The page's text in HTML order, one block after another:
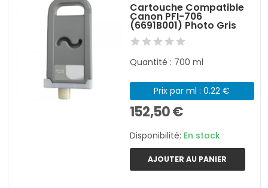
Cartouche Compatible
Canon PFI-706
(6691B001) Photo Gris
Quantité : 700 ml
Prix par ml : 0.22 €
152,50 €
Disponibilité: En stock
AJOUTER AU PANIER